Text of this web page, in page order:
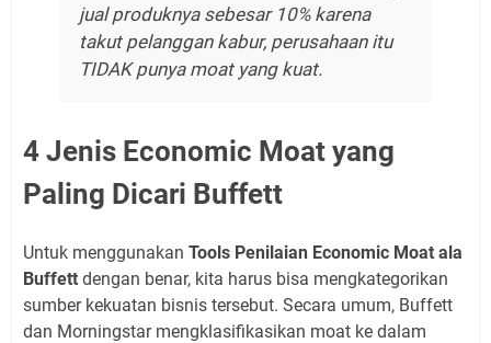
jual produknya sebesar 10% karena
takut pelanggan kabur, perusahaan itu
TIDAK punya moat yang kuat.
4 Jenis Economic Moat yang
Paling Dicari Buffett
Untuk menggunakan Tools Penilaian Economic Moat ala
Buffett dengan benar, kita harus bisa mengkategorikan
sumber kekuatan bisnis tersebut. Secara umum, Buffett
dan Morningstar mengklasifikasikan moat ke dalam